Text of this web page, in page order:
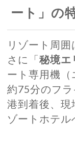
ート 」の
リゾート周
さに「秘境エ
ート専用機（
約75分のフ
港到着後、現
ゾートホテル